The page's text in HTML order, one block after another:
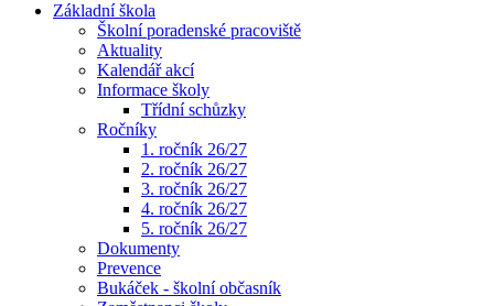
Základní škola
Školní poradenské pracoviště
Aktuality
Kalendář akcí
Informace školy
Třídní schůzky
Ročníky
1. ročník 26/27
2. ročník 26/27
3. ročník 26/27
4. ročník 26/27
5. ročník 26/27
Dokumenty
Prevence
Bukáček - školní občasník